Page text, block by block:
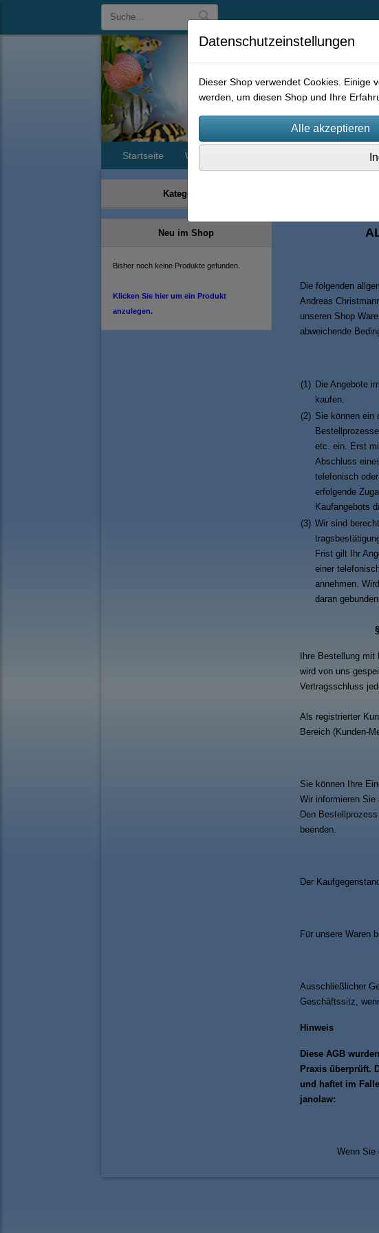
Startseite Widerruf
Kategorien
Neu im Shop
Bisher noch keine Produkte gefunden.
Klicken Sie hier um ein Produkt
anzulegen.
Die folgenden
Andreas
unseren Shop
abweichende
(1) Die Angebote
kaufen.
(2) Sie können ein
etc. ein. Erst
Abschluss
telefonisch
erfolgende
Kaufangebots
(3) Wir sind
Frist gilt Ihr
einer
annehmen.
daran
Ihre Bestellung
wird von uns
Vertragsschluss
Als registrierter
Bereich (Kunden-
Sie können Ihre
Wir informieren
Den
beenden.
Der
Für unsere Waren
Ausschließlicher
Geschäftssitz,
Hinweis
Diese AGB
Praxis überprüft.
und haftet im
janolaw:
Wenn Sie
Datenschutzeinstellungen
Dieser Shop verwendet Cookies. Einige
werden, um diesen Shop und Ihre